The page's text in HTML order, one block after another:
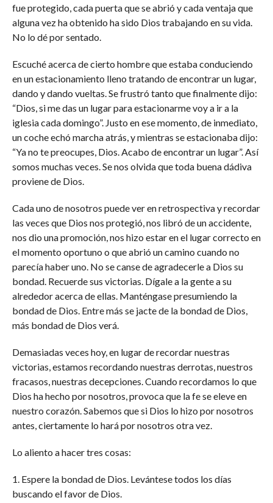
fue protegido, cada puerta que se abrió y cada ventaja que
alguna vez ha obtenido ha sido Dios trabajando en su vida.
No lo dé por sentado.
Escuché acerca de cierto hombre que estaba conduciendo
en un estacionamiento lleno tratando de encontrar un lugar,
dando y dando vueltas. Se frustró tanto que finalmente dijo:
“Dios, si me das un lugar para estacionarme voy a ir a la
iglesia cada domingo”. Justo en ese momento, de inmediato,
un coche echó marcha atrás, y mientras se estacionaba dijo:
“Ya no te preocupes, Dios. Acabo de encontrar un lugar”. Así
somos muchas veces. Se nos olvida que toda buena dádiva
proviene de Dios.
Cada uno de nosotros puede ver en retrospectiva y recordar
las veces que Dios nos protegió, nos libró de un accidente,
nos dio una promoción, nos hizo estar en el lugar correcto en
el momento oportuno o que abrió un camino cuando no
parecía haber uno. No se canse de agradecerle a Dios su
bondad. Recuerde sus victorias. Dígale a la gente a su
alrededor acerca de ellas. Manténgase presumiendo la
bondad de Dios. Entre más se jacte de la bondad de Dios,
más bondad de Dios verá.
Demasiadas veces hoy, en lugar de recordar nuestras
victorias, estamos recordando nuestras derrotas, nuestros
fracasos, nuestras decepciones. Cuando recordamos lo que
Dios ha hecho por nosotros, provoca que la fe se eleve en
nuestro corazón. Sabemos que si Dios lo hizo por nosotros
antes, ciertamente lo hará por nosotros otra vez.
Lo aliento a hacer tres cosas:
1. Espere la bondad de Dios. Levántese todos los días
buscando el favor de Dios.